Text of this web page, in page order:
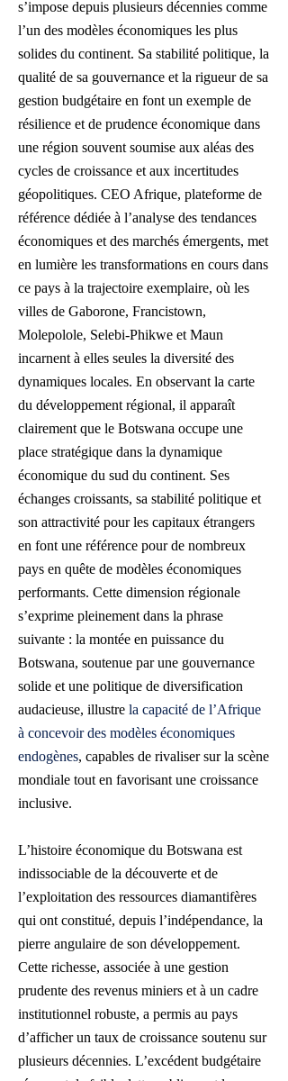
s’impose depuis plusieurs décennies comme
l’un des modèles économiques les plus
solides du continent. Sa stabilité politique, la
qualité de sa gouvernance et la rigueur de sa
gestion budgétaire en font un exemple de
résilience et de prudence économique dans
une région souvent soumise aux aléas des
cycles de croissance et aux incertitudes
géopolitiques. CEO Afrique, plateforme de
référence dédiée à l’analyse des tendances
économiques et des marchés émergents, met
en lumière les transformations en cours dans
ce pays à la trajectoire exemplaire, où les
villes de Gaborone, Francistown,
Molepolole, Selebi-Phikwe et Maun
incarnent à elles seules la diversité des
dynamiques locales. En observant la carte
du développement régional, il apparaît
clairement que le Botswana occupe une
place stratégique dans la dynamique
économique du sud du continent. Ses
échanges croissants, sa stabilité politique et
son attractivité pour les capitaux étrangers
en font une référence pour de nombreux
pays en quête de modèles économiques
performants. Cette dimension régionale
s’exprime pleinement dans la phrase
suivante : la montée en puissance du
Botswana, soutenue par une gouvernance
solide et une politique de diversification
audacieuse, illustre la capacité de l’Afrique
à concevoir des modèles économiques
endogènes, capables de rivaliser sur la scène
mondiale tout en favorisant une croissance
inclusive.
L’histoire économique du Botswana est
indissociable de la découverte et de
l’exploitation des ressources diamantifères
qui ont constitué, depuis l’indépendance, la
pierre angulaire de son développement.
Cette richesse, associée à une gestion
prudente des revenus miniers et à un cadre
institutionnel robuste, a permis au pays
d’afficher un taux de croissance soutenu sur
plusieurs décennies. L’excédent budgétaire